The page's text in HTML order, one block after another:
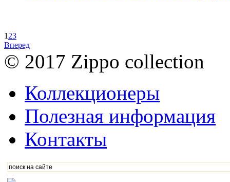
1 23
Вперед
© 2017 Zippo collection
Коллекционеры
Полезная информация
Контакты